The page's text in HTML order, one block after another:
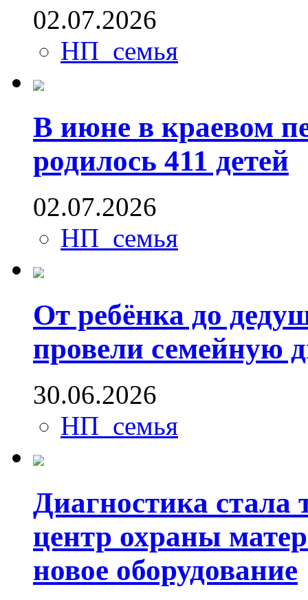
02.07.2026
НП_семья
В июне в краевом
родилось 411 детей
02.07.2026
НП_семья
От ребёнка до
провели семейную
30.06.2026
НП_семья
Диагностика стала
центр охраны
новое оборудование